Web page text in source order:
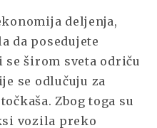
deljenja,
da posedujete
širom sveta odriču
se odlučuju za
Zbog toga su
vozila preko